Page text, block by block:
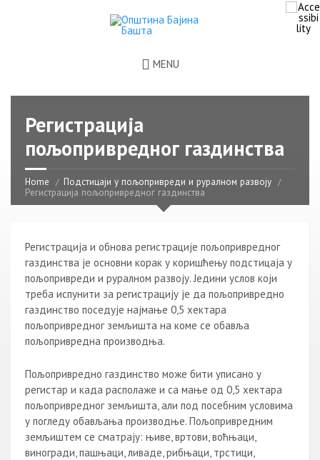
MENU
Регистрација
пољопривредног газдинства
Home
Подстицаји у пољопривреди и руралном развоју
Регистрација пољопривредног газдинства
Регистрација и обнова регистрације пољопривредног
газдинства је основни корак у коришћењу подстицаја у
пољопривреди и руралном развоју. Једини услов који
треба испунити за регистрацију је да пољопривредно
газдинство поседује најмање 0,5 хектара
пољопривредног земљишта на коме се обавља
пољопривредна производња.
Пољопривредно газдинство може бити уписано у
регистар и када располаже и са мање од 0,5 хектара
пољопривредног земљишта, али под посебним условима
у погледу обављања производње. Пољопривредним
земљиштем се сматрају: њиве, вртови, воћњаци,
виногради, пашњаци, ливаде, рибњаци, трстици,